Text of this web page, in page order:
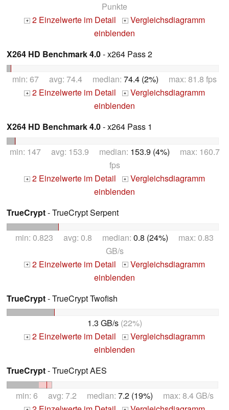
Punkte
+ 2 Einzelwerte im Detail + Vergleichsdiagramm
einblenden
X264 HD Benchmark 4.0- x264 Pass 2
min: 67 avg: 74.4 median: 74.4 (2%) max: 81.8 fps
+ 2 Einzelwerte im Detail + Vergleichsdiagramm
einblenden
X264 HD Benchmark 4.0- x264 Pass 1
min: 147 avg: 153.9 median: 153.9 (4%) max: 160.7
fps
+ 2 Einzelwerte im Detail + Vergleichsdiagramm
einblenden
TrueCrypt- TrueCrypt Serpent
min: 0.823 avg: 0.8 median: 0.8 (24%) max: 0.83
GB/s
+ 2 Einzelwerte im Detail + Vergleichsdiagramm
einblenden
TrueCrypt- TrueCrypt Twofish
1.3 GB/s(22%)
+ 2 Einzelwerte im Detail + Vergleichsdiagramm
einblenden
TrueCrypt- TrueCrypt AES
min: 6 avg: 7.2 median: 7.2 (19%) max: 8.4 GB/s